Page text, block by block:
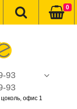
93
93
офис 1
0